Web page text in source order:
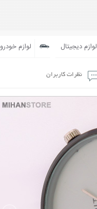
لوازم دیجیتال لوازم خودرو
نظرات کاربران